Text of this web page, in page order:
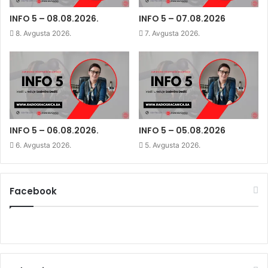
(
O
p
e
n
s
n
n
e
w
w
i
n
d
o
w
)
p
e
n
s
i
n
e
w
w
i
n
o
w
)
(
O
p
e
n
n
e
w
w
i
n
d
w
)
w
)
INFO 5 – 08.08.2026.
8. Avgusta 2026.
INFO 5 – 07.08.2026
7. Avgusta 2026.
INFO 5 – 06.08.2026.
6. Avgusta 2026.
INFO 5 – 05.08.2026
5. Avgusta 2026.
Facebook